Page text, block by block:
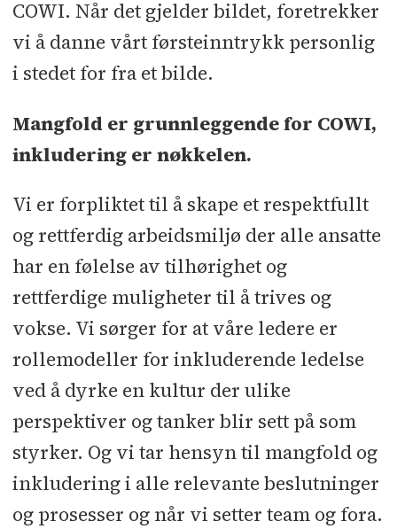
COWI. Når det gjelder bildet, foretrekker
vi å danne vårt førsteinntrykk personlig
i stedet for fra et bilde.
Mangfold er grunnleggende for COWI,
inkludering er nøkkelen.
Vi er forpliktet til å skape et respektfullt
og rettferdig arbeidsmiljø der alle ansatte
har en følelse av tilhørighet og
rettferdige muligheter til å trives og
vokse. Vi sørger for at våre ledere er
rollemodeller for inkluderende ledelse
ved å dyrke en kultur der ulike
perspektiver og tanker blir sett på som
styrker. Og vi tar hensyn til mangfold og
inkludering i alle relevante beslutninger
og prosesser og når vi setter team og fora.